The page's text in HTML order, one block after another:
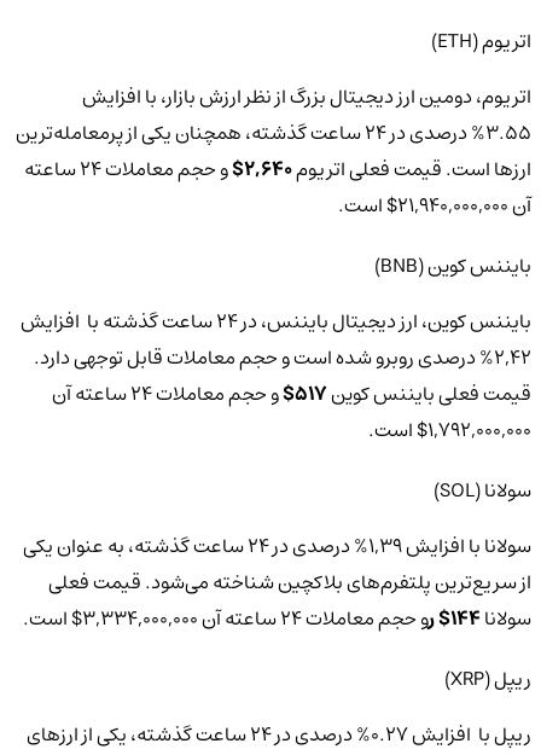
اتریوم (ETH)
اتریوم، دومین ارز دیجیتال بزرگ از نظر ارزش بازار، با افزایش
3.55% درصدی در 24 ساعت گذشته، همچنان یکی از پرمعامله‌ترین
ارزها است. قیمت فعلی اتریوم2,640$
و حجم معاملات 24 ساعته
آن 21,940,000,000$ است.
بایننس کوین (BNB)
بایننس کوین، ارز دیجیتال بایننس، در 24 ساعت گذشته با افزایش
2,42% درصدی روبرو شده است و حجم معاملات قابل توجهی دارد.
قیمت فعلی بایننس کوین517$
و حجم معاملات 24 ساعته آن
1,792,000,000$ است.
سولانا (SOL)
سولانا با افزایش 1,39% درصدی در 24 ساعت گذشته، به عنوان یکی
از سریع‌ترین پلتفرم‌های بلاکچین شناخته می‌شود. قیمت فعلی
سولانا144$ ر
و حجم معاملات 24 ساعته آن 3,334,000,000$ است.
ریپل (XRP)
ریپل با افزایش 0.27% درصدی در 24 ساعت گذشته، یکی از ارزهای